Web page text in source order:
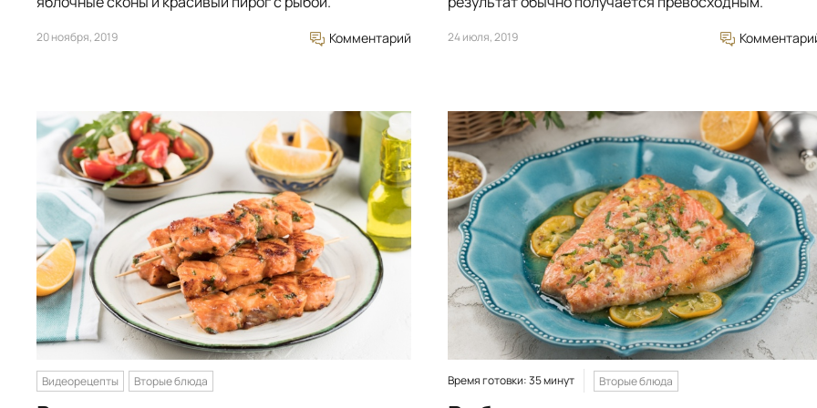
20 ноября, 2019 Комментарий 24 июля, 2019
Видеорецепты Вторые блюда Время готовки: 35 минут Вторые блюда